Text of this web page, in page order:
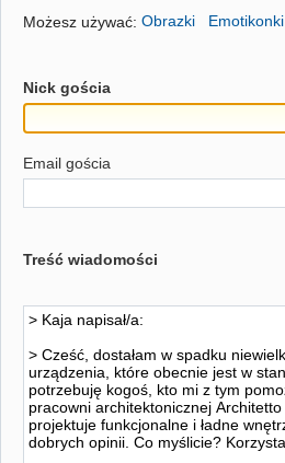
Możesz używać:Obrazki Emotikonki
Nick gościa
Email gościa
Treść wiadomości